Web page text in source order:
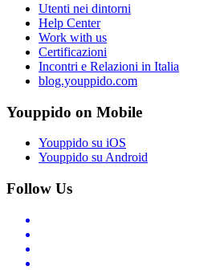
Utenti nei dintorni
Help Center
Work with us
Certificazioni
Incontri e Relazioni in Italia
blog.youppido.com
Youppido on Mobile
Youppido su iOS
Youppido su Android
Follow Us